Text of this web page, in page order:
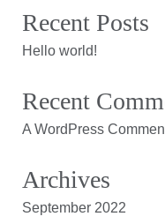
Recent Posts
Hello world!
Recent
A WordPress
Archives
September 2022